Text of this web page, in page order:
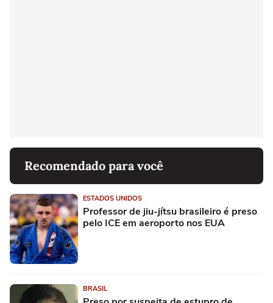
Recomendado para você
ESTADOS UNIDOS
Professor de jiu-jítsu brasileiro é preso
pelo ICE em aeroporto nos EUA
BRASIL